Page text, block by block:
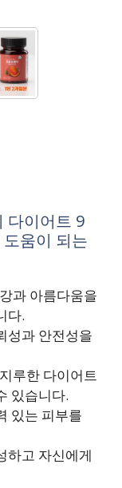
다이어트 9
움이 되는
과 아름다움을
다.
성과 안전성을
루한 다이어트
있습니다.
있는 피부를
하고 자신에게